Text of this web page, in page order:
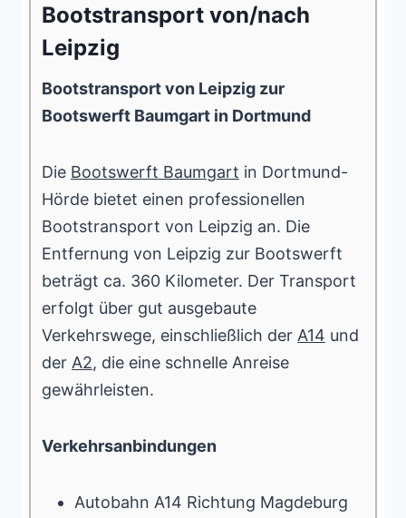
Bootstransport von/nach
Leipzig
Bootstransport von Leipzig zur
Bootswerft Baumgart in Dortmund
Die Bootswerft Baumgart in Dortmund-
Hörde bietet einen professionellen
Bootstransport von Leipzig an. Die
Entfernung von Leipzig zur Bootswerft
beträgt ca. 360 Kilometer. Der Transport
erfolgt über gut ausgebaute
Verkehrswege, einschließlich der A14 und
der A2, die eine schnelle Anreise
gewährleisten.
Verkehrsanbindungen
Autobahn A14 Richtung Magdeburg